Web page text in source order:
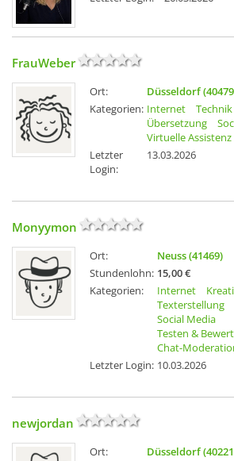
FrauWeber
Ort:
Düsseldorf
Kategorien: Internet
Technik
Übersetzung
Virtuelle Assistenz
Letzter
Login:
13.03.2026
Monyymon
Ort:
Neuss (41469)
Stundenlohn: 15,00 €
Kategorien:
Internet
Texterstellung
Social Media
Testen &
Chat-
Letzter Login: 10.03.2026
newjordan
Ort:
Düsseldorf